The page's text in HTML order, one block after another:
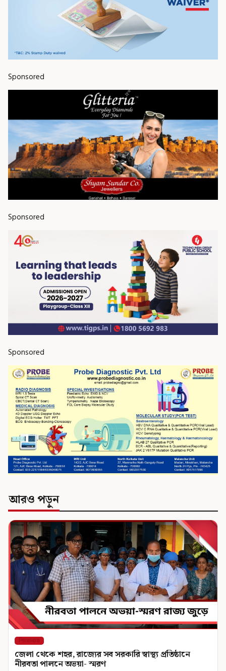
Sponsored
Sponsored
Sponsored
আরও পড়ুন
শিরোনাম
জেলা থেকে শহর, রাজ্যের সব সরকারি স্বাস্থ্য প্রতিষ্ঠানে
নীরবতা পালনে অভয়া- স্মরণ